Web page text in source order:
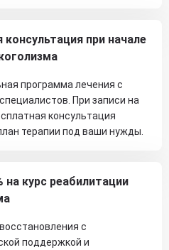
консультация при начале
программа лечения с
При записи на
консультация
терапии под ваши нужды.
на курс реабилитации
с
поддержкой и